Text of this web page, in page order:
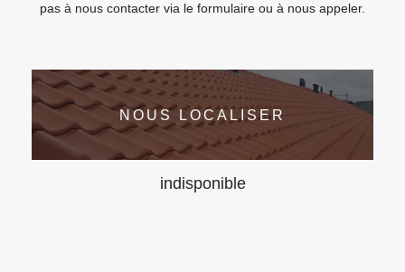
pas à nous contacter via le formulaire ou à nous appeler.
NOUS LOCALISER
indisponible